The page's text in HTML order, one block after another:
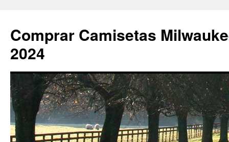
Comprar Camisetas
2024